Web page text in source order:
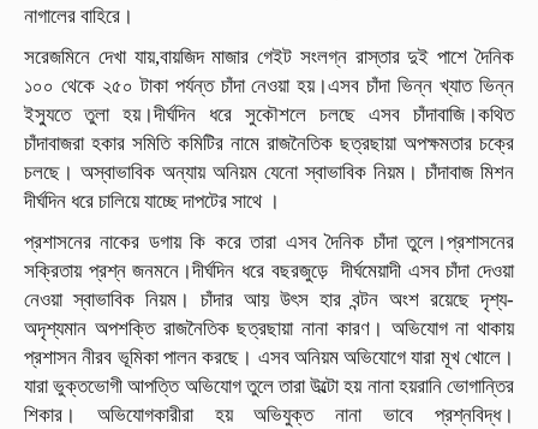
নাগালের বাহিরে।
সরেজমিনে দেখা যায়,বায়জিদ মাজার গেইট সংলগ্ন রাস্তার দুই পাশে দৈনিক
১০০ থেকে ২৫০ টাকা পর্যন্ত চাঁদা নেওয়া হয়।এসব চাঁদা ভিন্ন খ্যাত ভিন্ন
ইস্যুতে তুলা হয়।দীর্ঘদিন ধরে সুকৌশলে চলছে এসব চাঁদাবাজি।কথিত
চাঁদাবাজরা হকার সমিতি কমিটির নামে রাজনৈতিক ছত্রছায়া অপক্ষমতার চক্রে
চলছে। অস্বাভাবিক অন্যায় অনিয়ম যেনো স্বাভাবিক নিয়ম। চাঁদাবাজ মিশন
দীর্ঘদিন ধরে চালিয়ে যাচ্ছে দাপটের সাথে ।
প্রশাসনের নাকের ডগায় কি করে তারা এসব দৈনিক চাঁদা তুলে।প্রশাসনের
সক্রিতায় প্রশ্ন জনমনে।দীর্ঘদিন ধরে বছরজুড়ে দীর্ঘমেয়াদী এসব চাঁদা দেওয়া
নেওয়া স্বাভাবিক নিয়ম। চাঁদার আয় উৎস হার বন্টন অংশ রয়েছে দৃশ্য-
অদৃশ্যমান অপশক্তি রাজনৈতিক ছত্রছায়া নানা কারণ। অভিযোগ না থাকায়
প্রশাসন নীরব ভূমিকা পালন করছে। এসব অনিয়ম অভিযোগে যারা মূখ খোলে।
যারা ভুক্তভোগী আপত্তি অভিযোগ তুলে তারা উল্টো হয় নানা হয়রানি ভোগান্তির
শিকার। অভিযোগকারীরা হয় অভিযুক্ত নানা ভাবে প্রশ্নবিদ্ধ।